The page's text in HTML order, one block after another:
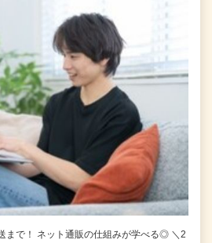
まで！ ネット通販の仕組みが学べる◎ ＼2